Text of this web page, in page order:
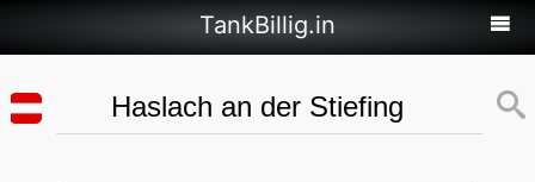
TankBillig.in